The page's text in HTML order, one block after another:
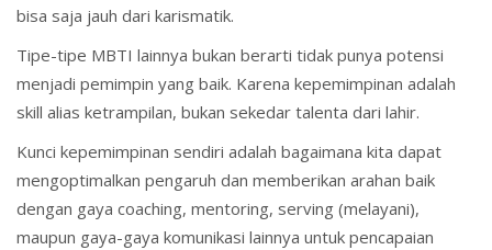
bisa saja jauh dari karismatik.
Tipe-tipe MBTI lainnya bukan berarti tidak punya potensi
menjadi pemimpin yang baik. Karena kepemimpinan adalah
skill alias ketrampilan, bukan sekedar talenta dari lahir.
Kunci kepemimpinan sendiri adalah bagaimana kita dapat
mengoptimalkan pengaruh dan memberikan arahan baik
dengan gaya coaching, mentoring, serving (melayani),
maupun gaya-gaya komunikasi lainnya untuk pencapaian